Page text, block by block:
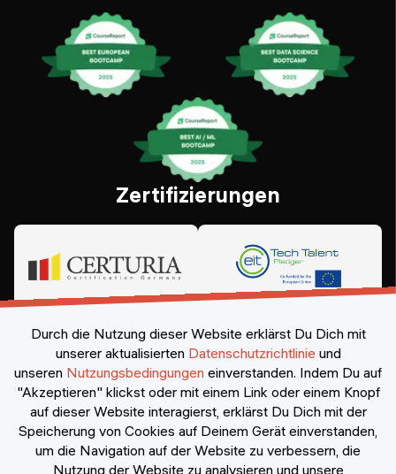
Zertifizierungen
©2026Constructor Nexademy. Alle Rechte vorbehalten
Durch die Nutzung dieser Website erklärst Du Dich mit
unserer aktualisierten Datenschutzrichtlinie und
unseren Nutzungsbedingungen einverstanden. Indem Du auf
"Akzeptieren" klickst oder mit einem Link oder einem Knopf
auf dieser Website interagierst, erklärst Du Dich mit der
Speicherung von Cookies auf Deinem Gerät einverstanden,
um die Navigation auf der Website zu verbessern, die
Nutzung der Website zu analysieren und unsere